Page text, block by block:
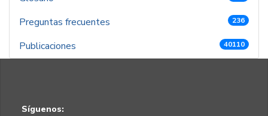
Preguntas frecuentes 236
Publicaciones 40110
Síguenos: